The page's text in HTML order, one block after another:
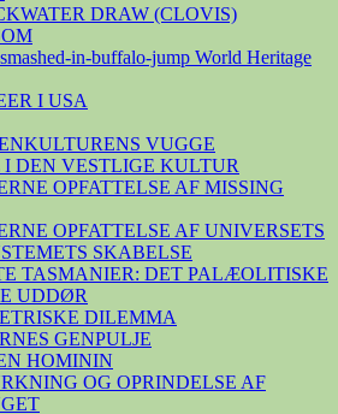
DRAW (CLOVIS)
in-buffalo-jump World Heritage
I USA
VUGGE
DEN VESTLIGE KULTUR
OPFATTELSE AF MISSING
OPFATTELSE AF UNIVERSETS
SKABELSE
TASMANIER: DET PALÆOLITISKE
UDDØR
DILEMMA
GENPULJE
HOMININ
OG OPRINDELSE AF